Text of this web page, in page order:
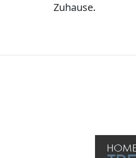
Zuhause.